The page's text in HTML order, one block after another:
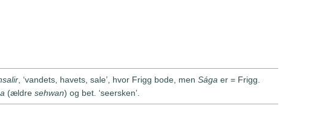
, ‘vandets, havets, sale’, hvor Frigg bode, men Sága er = Frigg.
(ældre sehwan) og bet. ‘seersken’.